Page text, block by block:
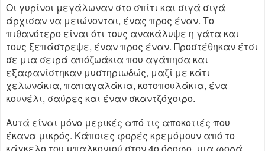
Οι γυρίνοι μεγάλωναν στο σπίτι και σιγά σιγά
άρχισαν να μειώνονται, ένας προς έναν. Το
πιθανότερο είναι ότι τους ανακάλυψε η γάτα και
τους ξεπάστρεψε, έναν προς έναν. Προστέθηκαν έτσι
σε μια σειρά απόζωάκια που αγάπησα και
εξαφανίστηκαν μυστηριωδώς, μαζί με κάτι
χελωνάκια, παπαγαλάκια, κοτοπουλάκια, ένα
κουνέλι, σαύρες και έναν σκαντζόχοιρο.
Αυτά είναι μόνο μερικές από τις αποκοτιές που
έκανα μικρός. Κάποιες φορές κρεμόμουν από το